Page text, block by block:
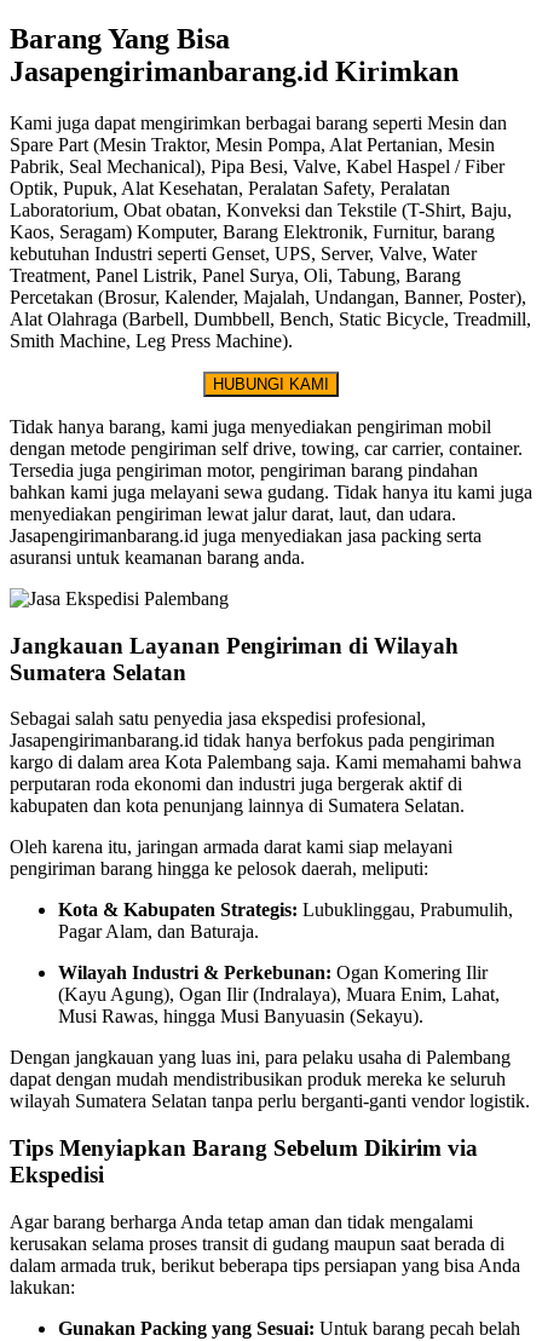
Barang Yang Bisa
Jasapengirimanbarang.id Kirimkan
Kami juga dapat mengirimkan berbagai barang seperti Mesin dan
Spare Part (Mesin Traktor, Mesin Pompa, Alat Pertanian, Mesin
Pabrik, Seal Mechanical), Pipa Besi, Valve, Kabel Haspel / Fiber
Optik, Pupuk, Alat Kesehatan, Peralatan Safety, Peralatan
Laboratorium, Obat obatan, Konveksi dan Tekstile (T-Shirt, Baju,
Kaos, Seragam) Komputer, Barang Elektronik, Furnitur, barang
kebutuhan Industri seperti Genset, UPS, Server, Valve, Water
Treatment, Panel Listrik, Panel Surya, Oli, Tabung, Barang
Percetakan (Brosur, Kalender, Majalah, Undangan, Banner, Poster),
Alat Olahraga (Barbell, Dumbbell, Bench, Static Bicycle, Treadmill,
Smith Machine, Leg Press Machine).
HUBUNGI KAMI
Tidak hanya barang, kami juga menyediakan pengiriman mobil
dengan metode pengiriman self drive, towing, car carrier, container.
Tersedia juga pengiriman motor, pengiriman barang pindahan
bahkan kami juga melayani sewa gudang. Tidak hanya itu kami juga
menyediakan pengiriman lewat jalur darat, laut, dan udara.
Jasapengirimanbarang.id juga menyediakan jasa packing serta
asuransi untuk keamanan barang anda.
Jangkauan Layanan Pengiriman di Wilayah
Sumatera Selatan
Sebagai salah satu penyedia jasa ekspedisi profesional,
Jasapengirimanbarang.id tidak hanya berfokus pada pengiriman
kargo di dalam area Kota Palembang saja. Kami memahami bahwa
perputaran roda ekonomi dan industri juga bergerak aktif di
kabupaten dan kota penunjang lainnya di Sumatera Selatan.
Oleh karena itu, jaringan armada darat kami siap melayani
pengiriman barang hingga ke pelosok daerah, meliputi:
Kota & Kabupaten Strategis: Lubuklinggau, Prabumulih,
Pagar Alam, dan Baturaja.
Wilayah Industri & Perkebunan: Ogan Komering Ilir
(Kayu Agung), Ogan Ilir (Indralaya), Muara Enim, Lahat,
Musi Rawas, hingga Musi Banyuasin (Sekayu).
Dengan jangkauan yang luas ini, para pelaku usaha di Palembang
dapat dengan mudah mendistribusikan produk mereka ke seluruh
wilayah Sumatera Selatan tanpa perlu berganti-ganti vendor logistik.
Tips Menyiapkan Barang Sebelum Dikirim via
Ekspedisi
Agar barang berharga Anda tetap aman dan tidak mengalami
kerusakan selama proses transit di gudang maupun saat berada di
dalam armada truk, berikut beberapa tips persiapan yang bisa Anda
lakukan:
Gunakan Packing yang Sesuai: Untuk barang pecah belah